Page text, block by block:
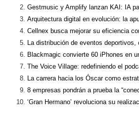
Gestmusic y Amplify lanzan KAI: IA
Arquitectura digital en evolución: la
Cellnex busca mejorar su eficiencia
La distribución de eventos
Blackmagic convierte 60 iPhones en
The Voice Village: redefiniendo el
La carrera hacia los Óscar como
8 empresas pondrán a prueba la
‘Gran Hermano’ revoluciona su